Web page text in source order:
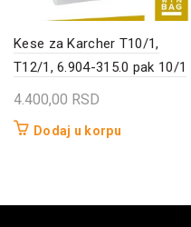
Kese za Karcher T10/1,
T12/1, 6.904-315.0 pak 10/1
4.400,00 RSD
Dodaj u korpu